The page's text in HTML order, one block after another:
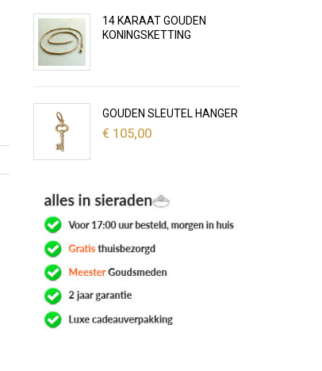
14 KARAAT GOUDEN
KONINGSKETTING
GOUDEN SLEUTEL HANGER
€105,00